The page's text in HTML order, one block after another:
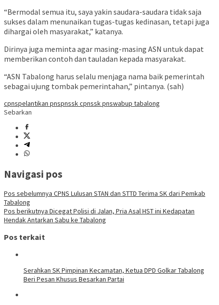
“Bermodal semua itu, saya yakin saudara-saudara tidak saja
sukses dalam menunaikan tugas-tugas kedinasan, tetapi juga
dihargai oleh masyarakat,” katanya.
Dirinya juga meminta agar masing-masing ASN untuk dapat
memberikan contoh dan tauladan kepada masyarakat.
“ASN Tabalong harus selalu menjaga nama baik pemerintah
sebagai ujung tombak pemerintahan,” pintanya. (sah)
cpnspelantikan pnspnssk cpnssk pnswabup tabalong
Sebarkan
Navigasi pos
Pos sebelumnya CPNS Lulusan STAN dan STTD Terima SK dari Pemkab
Tabalong
Pos berikutnya Dicegat Polisi di Jalan, Pria Asal HST ini Kedapatan
Hendak Antarkan Sabu ke Tabalong
Pos terkait
Serahkan SK Pimpinan Kecamatan, Ketua DPD Golkar Tabalong
Beri Pesan Khusus Besarkan Partai